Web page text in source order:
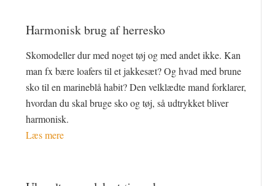
Harmonisk brug af herresko
Skomodeller dur med noget tøj og med andet ikke. Kan
man fx bære loafers til et jakkesæt? Og hvad med brune
sko til en marineblå habit? Den velklædte mand forklarer,
hvordan du skal bruge sko og tøj, så udtrykket bliver
harmonisk.
Læs mere